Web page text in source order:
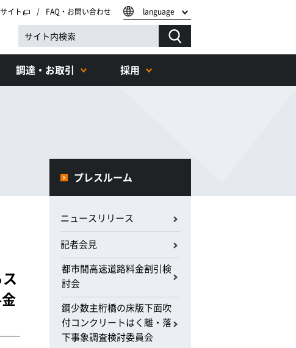
イト FAQ・お問い合わせ language
調達・お取引 採用
プレスルーム
ニュースリリース
記者会見
都市間高速道路料金割引検
討会
鋼少数主桁橋の床版下面吹
付コンクリートはく離・落
下事象調査検討委員会